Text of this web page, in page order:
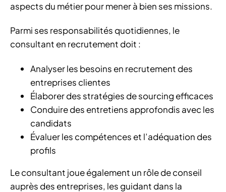
aspects du métier pour mener à bien ses missions.
Parmi ses responsabilités quotidiennes, le
consultant en recrutement doit :
Analyser les besoins en recrutement des
entreprises clientes
Élaborer des stratégies de sourcing efficaces
Conduire des entretiens approfondis avec les
candidats
Évaluer les compétences et l’adéquation des
profils
Le consultant joue également un rôle de conseil
auprès des entreprises, les guidant dans la